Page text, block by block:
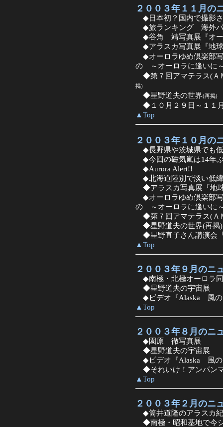
２００３年１１月の
◆日本初？国内で撮影
◆旅ランキング 海外パ
◆谷角 靖写真展『オー
◆アラスカ写真展『地
◆オーロラゆめ倶楽部
の ～オーロラに逢いに
◆第７回アマテラス(
掲)
◆星野道夫の世界(再掲)
◆１０月２９日～１１
▲Top
２００３年１０月の
◆長野県や茨城県でも
◆今回の磁気嵐は14年
◆Aurora Alert!!
◆北海道陸別で淡い低
◆アラスカ写真展『地
◆オーロラゆめ倶楽部
の ～オーロラに逢いに
◆第７回アマテラス(
◆星野道夫の世界(再掲)
◆星野直子さん講演会
▲Top
２００３年９月のニ
◆南極・北極オーロラ
◆星野道夫の宇宙展
◆ビデオ『Alaska 風の
▲Top
２００３年８月のニ
◆園原 徹写真展
◆星野道夫の宇宙展
◆ビデオ『Alaska 風の
◆それいけ！アンパン
▲Top
２００３年２月のニ
◆筒井道隆のアラスカ
◆南極・昭和基地で今